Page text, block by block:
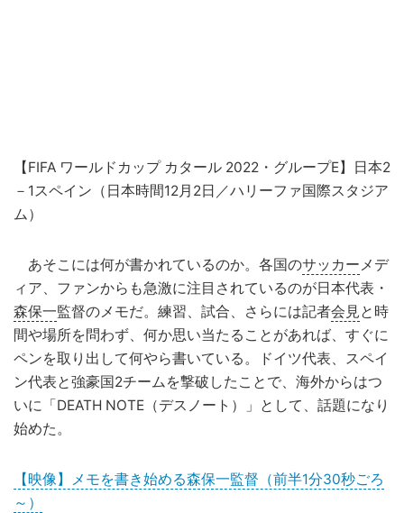
【FIFA ワールドカップ カタール 2022・グループE】日本2
－1スペイン（日本時間12月2日／ハリーファ国際スタジア
ム）
あそこには何が書かれているのか。各国のサッカーメデ
ィア、ファンからも急激に注目されているのが日本代表・
森保一監督のメモだ。練習、試合、さらには記者会見と時
間や場所を問わず、何か思い当たることがあれば、すぐに
ペンを取り出して何やら書いている。ドイツ代表、スペイ
ン代表と強豪国2チームを撃破したことで、海外からはつ
いに「DEATH NOTE（デスノート）」として、話題になり
始めた。
【映像】メモを書き始める森保一監督（前半1分30秒ごろ
～）